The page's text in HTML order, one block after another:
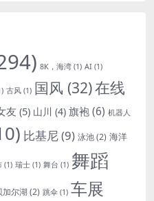
8K，海湾 (1) AI (1)
古风 (1) 国风 (32)在线
友 (5) 山川 (4) 旗袍(6) 机器人
比基尼(9) 泳池(2) 海洋
(1) 瑞士 (1) 舞台 (1) 舞蹈
加尔湖 (2) 跳伞 (1) 车展